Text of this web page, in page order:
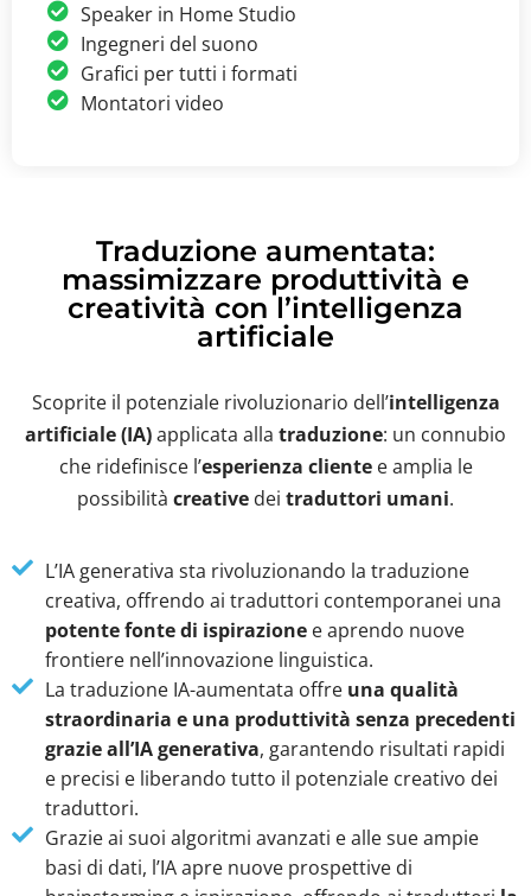
Speaker in Home Studio
Ingegneri del suono
Grafici per tutti i formati
Montatori video
Traduzione aumentata:
massimizzare produttività e
creatività con l’intelligenza
artificiale
Scoprite il potenziale rivoluzionario dell’intelligenza
artificiale (IA)applicata alla traduzione: un connubio
che ridefinisce l’esperienza clientee amplia le
possibilità creative dei traduttori umani.
L’IA generativa sta rivoluzionando la traduzione
creativa, offrendo ai traduttori contemporanei una
potente fonte di ispirazionee aprendo nuove
frontiere nell’innovazione linguistica.
La traduzione IA-aumentata offre una qualità
straordinaria e una produttività senza precedenti
grazie all’IA generativa, garantendo risultati rapidi
e precisi e liberando tutto il potenziale creativo dei
traduttori.
Grazie ai suoi algoritmi avanzati e alle sue ampie
basi di dati, l’IA apre nuove prospettive di